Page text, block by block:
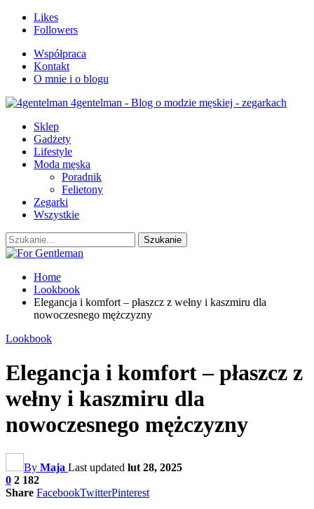
Likes
Followers
Współpraca
Kontakt
O mnie i o blogu
4gentelman - Blog o modzie męskiej - zegarkach
Sklep
Gadżety
Lifestyle
Moda męska
Poradnik
Felietony
Zegarki
Wszystkie
Home
Lookbook
Elegancja i komfort – płaszcz z wełny i kaszmiru dla
nowoczesnego mężczyzny
Lookbook
Elegancja i komfort – płaszcz z
wełny i kaszmiru dla
nowoczesnego mężczyzny
By Maja Last updated lut 28, 2025
0 2 182
Share FacebookTwitterPinterest